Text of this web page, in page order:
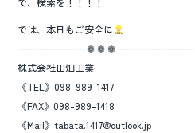
では、本日もご安全に
┈┈┈┈┈┈┈ ❁ ❁ ❁ ┈┈┈┈┈┈┈┈
株式会社田畑工業
《TEL》098-989-1417
《FAX》098-989-1418
《Mail》tabata.1417@outlook.jp